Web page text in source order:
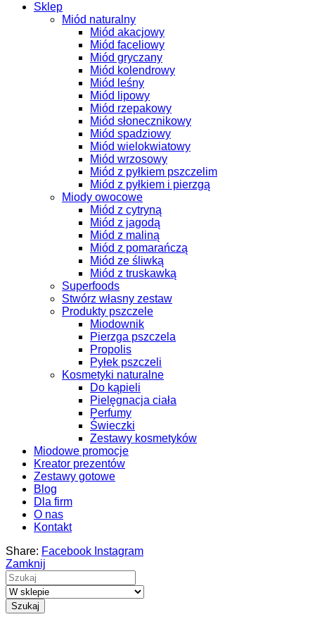
Sklep
Miód naturalny
Miód akacjowy
Miód faceliowy
Miód gryczany
Miód kolendrowy
Miód leśny
Miód lipowy
Miód rzepakowy
Miód słonecznikowy
Miód spadziowy
Miód wielokwiatowy
Miód wrzosowy
Miód z pyłkiem pszczelim
Miód z pyłkiem i pierzgą
Miody owocowe
Miód z cytryną
Miód z jagodą
Miód z maliną
Miód z pomarańczą
Miód ze śliwką
Miód z truskawką
Superfoods
Stwórz własny zestaw
Produkty pszczele
Miodownik
Pierzga pszczela
Propolis
Pyłek pszczeli
Kosmetyki naturalne
Do kąpieli
Pielęgnacja ciała
Perfumy
Świeczki
Zestawy kosmetyków
Miodowe promocje
Kreator prezentów
Zestawy gotowe
Blog
Dla firm
O nas
Kontakt
Share: Facebook Instagram
Zamknij
Szukaj